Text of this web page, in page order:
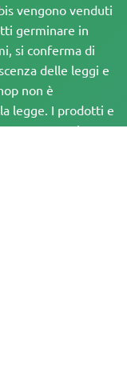
vengono venduti
germinare in
si conferma di
delle leggi e
non è
legge. I prodotti e
sono stati